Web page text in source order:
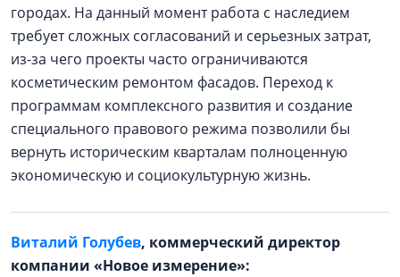
городах. На данный момент работа с наследием
требует сложных согласований и серьезных затрат,
из-за чего проекты часто ограничиваются
косметическим ремонтом фасадов. Переход к
программам комплексного развития и создание
специального правового режима позволили бы
вернуть историческим кварталам полноценную
экономическую и социокультурную жизнь.
Виталий Голубев, коммерческий директор
компании «Новое измерение»: